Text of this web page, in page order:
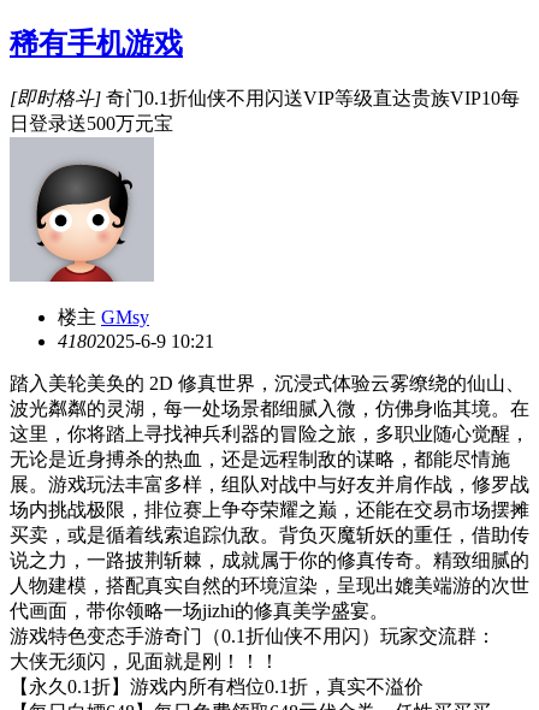
稀有手机游戏
[即时格斗] 奇门0.1折仙侠不用闪送VIP等级直达贵族VIP10每
日登录送500万元宝
楼主 GMsy
41802025-6-9 10:21
踏入美轮美奂的 2D 修真世界，沉浸式体验云雾缭绕的仙山、
波光粼粼的灵湖，每一处场景都细腻入微，仿佛身临其境。在
这里，你将踏上寻找神兵利器的冒险之旅，多职业随心觉醒，
无论是近身搏杀的热血，还是远程制敌的谋略，都能尽情施
展。游戏玩法丰富多样，组队对战中与好友并肩作战，修罗战
场内挑战极限，排位赛上争夺荣耀之巅，还能在交易市场摆摊
买卖，或是循着线索追踪仇敌。背负灭魔斩妖的重任，借助传
说之力，一路披荆斩棘，成就属于你的修真传奇。精致细腻的
人物建模，搭配真实自然的环境渲染，呈现出媲美端游的次世
代画面，带你领略一场jizhi的修真美学盛宴。
游戏特色变态手游奇门（0.1折仙侠不用闪）玩家交流群：
大侠无须闪，见面就是刚！！！
【永久0.1折】游戏内所有档位0.1折，真实不溢价